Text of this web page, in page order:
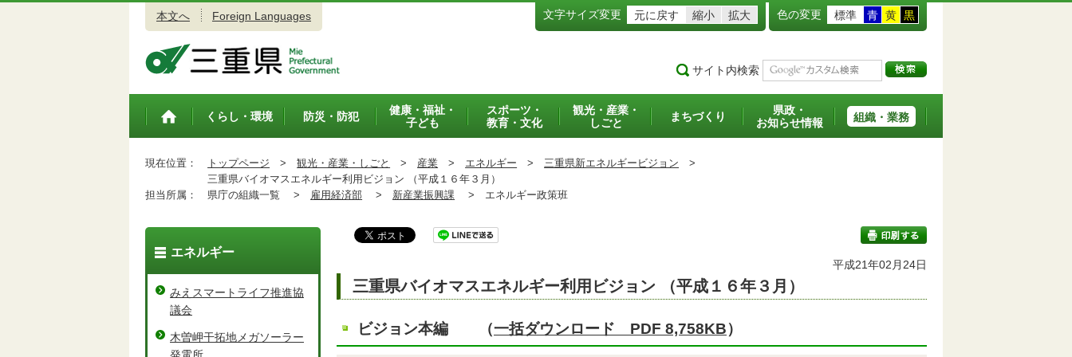
本文へ Foreign Languages 文字サイズ変更 元に戻す 縮小 拡大 色の変更 標準 青 黄 黒
サイト内検索
トップペ
くらし・環境 防災・防犯
健康・福祉・
子ども
スポーツ・
教育・文化
観光・産業・
しごと
まちづくり
県政・
お知らせ情報
組織・業務
現在位置： トップページ > 観光・産業・しごと > 産業 > エネルギー > 三重県新エネルギービジョン >
三重県バイオマスエネルギー利用ビジョン （平成１６年３月）
担当所属：
県庁の組織一覧 > 雇用経済部 > 新産業振興課 > エネルギー政策班
印刷する
平成21年02月24日
三重県バイオマスエネルギー利用ビジョン （平成１６年３月）
ビジョン本編 （一括ダウンロード PDF 8,758KB）
エネルギー
みえスマートライフ推進協
議会
木曽岬干拓地メガソーラー